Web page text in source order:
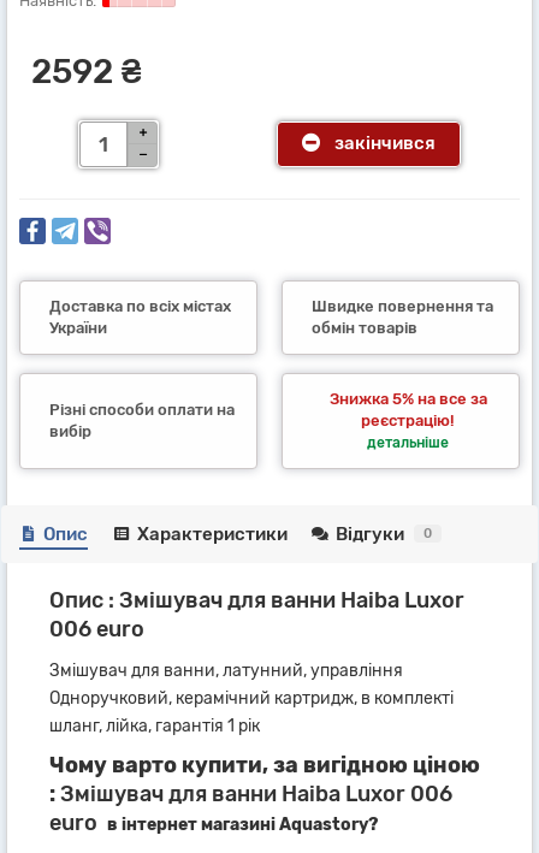
2592 ₴
закінчився
Доставка по всіх містах
України
Швидке повернення та
обмін товарів
Різні способи оплати на
вибір
Знижка 5% на все за
реєстрацію!
детальніше
Опис Характеристики Відгуки 0
Опис : Змішувач для ванни Haiba Luxor
006 euro
Змішувач для ванни, латунний, управління
Одноручковий, керамічний картридж, в комплекті
шланг, лійка, гарантія 1 рік
Чому варто купити, за вигідною ціною
:Змішувач для ванни Haiba Luxor 006
euro в інтернет магазині Aquastory?